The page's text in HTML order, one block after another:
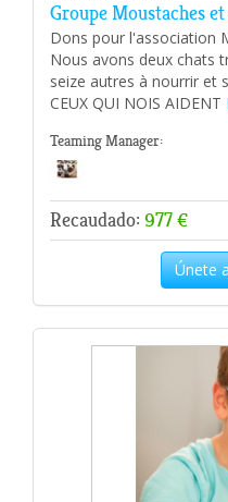
Groupe Moustaches
Dons pour l'association
Nous avons deux chats
seize autres à nourrir et
CEUX QUI NOIS AIDENT
Teaming Manager:
Recaudado: 977 €
Únete